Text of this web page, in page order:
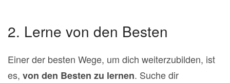
2. Lerne von den Besten
Einer der besten Wege, um dich weiterzubilden, ist
es, von den Besten zu lernen. Suche dir